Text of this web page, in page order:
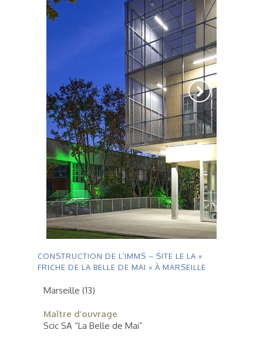
CONSTRUCTION DE L’IMMS – SITE LE LA «
FRICHE DE LA BELLE DE MAI » À MARSEILLE
Marseille (13)
Maître d’ouvrage
Scic SA “La Belle de Mai”